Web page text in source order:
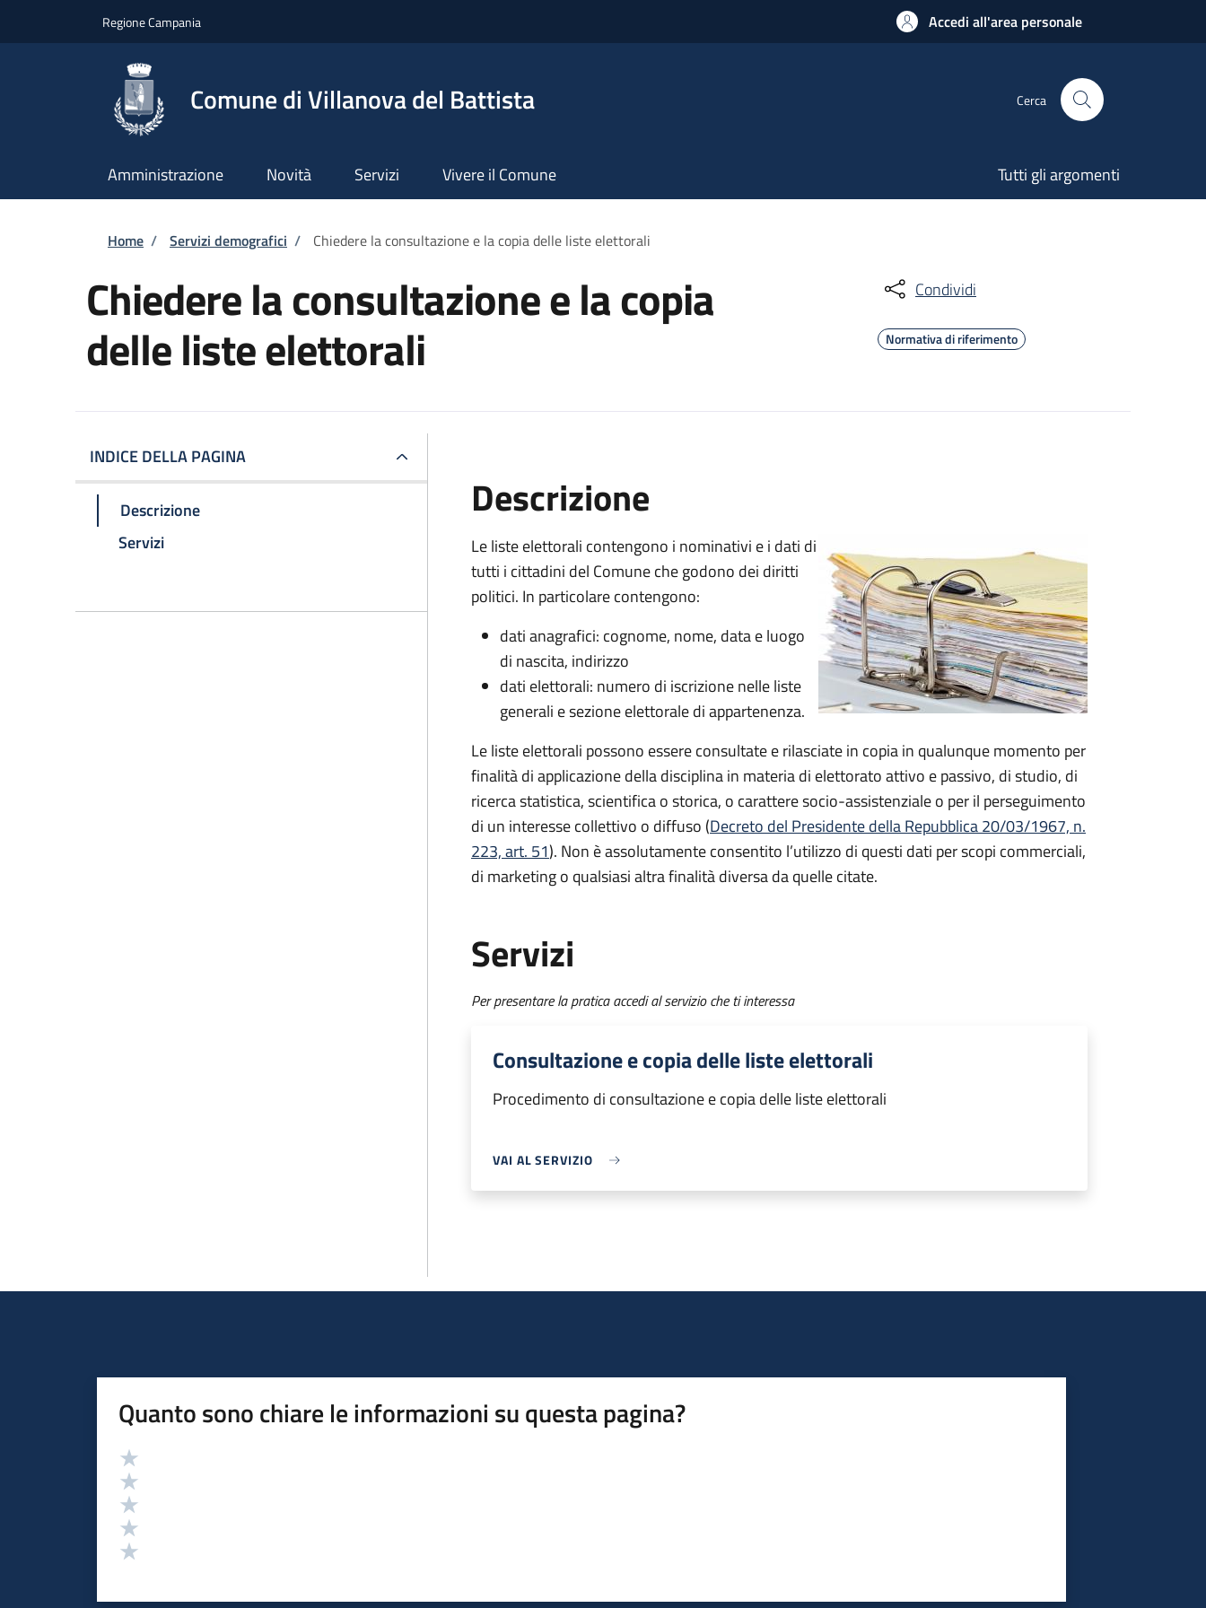
Regione Campania Accedi all'area personale
Comune di Villanova del Battista Cerca
Amministrazione Novità Servizi Vivere il Comune Tutti gli argomenti
Briciole di pane
Home / Servizi demografici / Chiedere la consultazione e la copia delle liste elettorali
Chiedere la consultazione e la copia
delle liste elettorali
Condividi
Normativa di riferimento
INDICE DELLA PAGINA
Descrizione
Servizi
Descrizione
Le liste elettorali contengono i nominativi e i dati di
tutti i cittadini del Comune che godono dei diritti
politici. In particolare contengono:
dati anagrafici: cognome, nome, data e luogo
di nascita, indirizzo
dati elettorali: numero di iscrizione nelle liste
generali e sezione elettorale di appartenenza.
Le liste elettorali possono essere consultate e rilasciate in copia in qualunque momento per
finalità di applicazione della disciplina in materia di elettorato attivo e passivo, di studio, di
ricerca statistica, scientifica o storica, o carattere socio-assistenziale o per il perseguimento
di un interesse collettivo o diffuso (Decreto del Presidente della Repubblica 20/03/1967, n.
223, art. 51). Non è assolutamente consentito l’utilizzo di questi dati per scopi commerciali,
di marketing o qualsiasi altra finalità diversa da quelle citate.
Servizi
Per presentare la pratica accedi al servizio che ti interessa
Consultazione e copia delle liste elettorali
Procedimento di consultazione e copia delle liste elettorali
VAI AL SERVIZIO
Quanto sono chiare le informazioni su questa pagina?
Valutazione